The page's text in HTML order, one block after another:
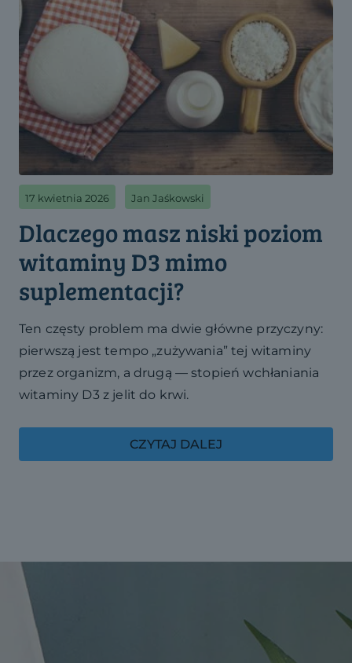
17 kwietnia 2026 Jan Jaśkowski
Dlaczego masz niski poziom
witaminy D3 mimo
suplementacji?
Ten częsty problem ma dwie główne przyczyny:
pierwszą jest tempo „zużywania” tej witaminy
przez organizm, a drugą — stopień wchłaniania
witaminy D3 z jelit do krwi.
CZYTAJ DALEJ